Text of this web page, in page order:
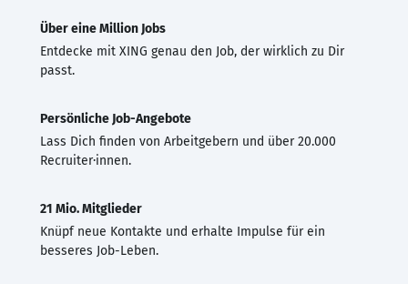
Über eine Million Jobs
Entdecke mit XING genau den Job, der wirklich zu Dir
passt.
Persönliche Job-Angebote
Lass Dich finden von Arbeitgebern und über 20.000
Recruiter·innen.
21 Mio. Mitglieder
Knüpf neue Kontakte und erhalte Impulse für ein
besseres Job-Leben.